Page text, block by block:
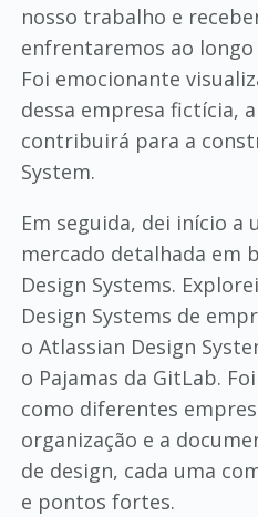
nosso trabalho e
enfrentaremos ao
Foi emocionante
dessa empresa fictícia,
contribuirá para a
System.
Em seguida, dei início a
mercado detalhada em
Design Systems.
Design Systems de
o Atlassian Design
o Pajamas da GitLab.
como diferentes
organização e a
de design, cada uma
e pontos fortes.